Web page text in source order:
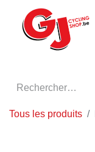
Tous les produits